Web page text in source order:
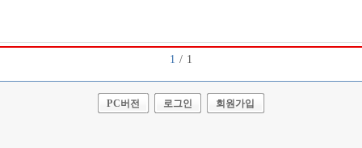
1 / 1
PC버전 로그인 회원가입